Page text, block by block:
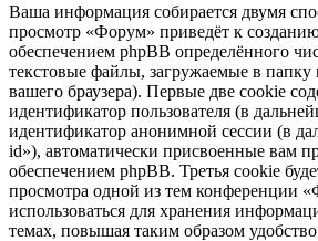
Ваша информация собирается двумя
просмотр «Форум» приведёт к
обеспечением phpBB определённого
текстовые файлы, загружаемые в
вашего браузера). Первые две cookie
идентификатор пользователя (в
идентификатор анонимной сессии (в
id»), автоматически присвоенные вам
обеспечением phpBB. Третья cookie
просмотра одной из тем конференции
использоваться для хранения
темах, повышая таким образом